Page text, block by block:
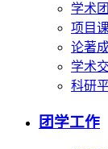
学术
项目
论著
学术
科研
团学工作